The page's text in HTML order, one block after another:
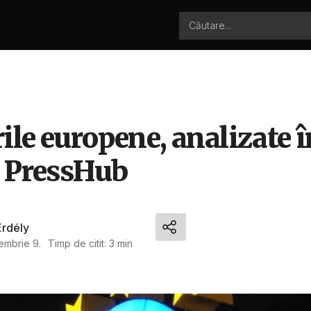
europene, analizate
9. Timp de citit: 3 min